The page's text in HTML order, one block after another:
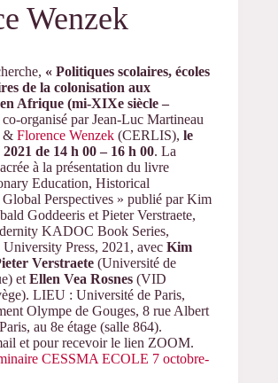
Wenzek
« Politiques scolaires, écoles
de la colonisation aux
Afrique (mi-XIXe siècle –
co-organisé par Jean-Luc Martineau
& Florence Wenzek (CERLIS), le
de 14 h 00 – 16 h 00. La
à la présentation du livre
Education, Historical
Perspectives » publié par Kim
Goddeeris et Pieter Verstraete,
KADOC Book Series,
Press, 2021, avec Kim
Verstraete (Université de
et Ellen Vea Rosnes (VID
LIEU : Université de Paris,
Olympe de Gouges, 8 rue Albert
au 8e étage (salle 864).
et pour recevoir le lien ZOOM.
CESSMA ECOLE 7 octobre-